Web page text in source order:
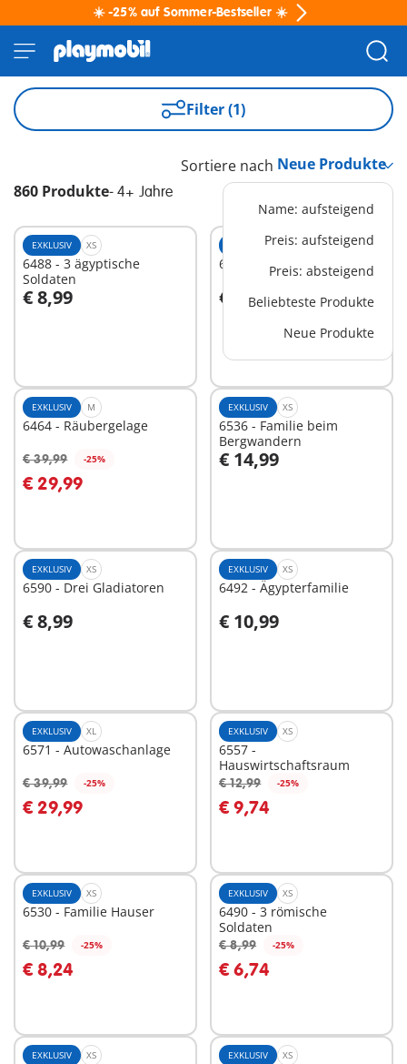
☀️ -25% auf Sommer-Bestseller ☀️
Filter (1)
860 Produkte- 4+ Jahre
Sortiere nach
Name: aufsteigend
Preis: aufsteigend
Preis: absteigend
Beliebteste Produkte
Neue Produkte
EXKLUSIV XS
6488 - 3 ägyptische
Soldaten
€ 8,99
In den Warenkorb
EXKLUSIV XS
6586 - Feuerwehrtrupp B
€ 8,99In den Warenkorb
EXKLUSIV M
6464 - Räubergelage
€ 39,99 -25%
€ 29,99
In den Warenkorb
EXKLUSIV XS
6536 - Familie beim
Bergwandern
€ 14,99
In den Warenkorb
EXKLUSIV XS
6590 - Drei Gladiatoren
€ 8,99
In den Warenkorb
EXKLUSIV XS
6492 - Ägypterfamilie
€ 10,99
In den Warenkorb
EXKLUSIV XL
6571 - Autowaschanlage
€ 39,99 -25%
€ 29,99
In den Warenkorb
EXKLUSIV XS
6557 -
Hauswirtschaftsraum
€ 12,99 -25%
€ 9,74
In den Warenkorb
EXKLUSIV XS
6530 - Familie Hauser
€ 10,99 -25%
€ 8,24
In den Warenkorb
EXKLUSIV XS
6490 - 3 römische
Soldaten
€ 8,99 -25%
€ 6,74
In den Warenkorb
EXKLUSIV XS EXKLUSIV XS